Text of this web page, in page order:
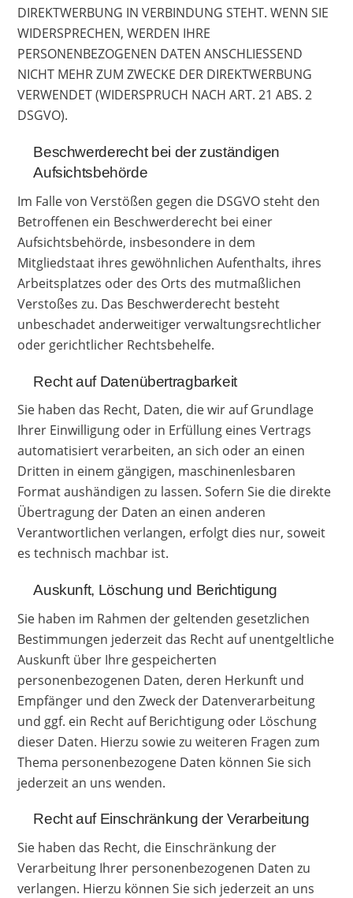
DIREKTWERBUNG IN VERBINDUNG STEHT. WENN SIE
WIDERSPRECHEN, WERDEN IHRE
PERSONENBEZOGENEN DATEN ANSCHLIESSEND
NICHT MEHR ZUM ZWECKE DER DIREKTWERBUNG
VERWENDET (WIDERSPRUCH NACH ART. 21 ABS. 2
DSGVO).
Beschwerde­recht bei der zuständigen
Aufsichts­behörde
Im Falle von Verstößen gegen die DSGVO steht den
Betroffenen ein Beschwerderecht bei einer
Aufsichtsbehörde, insbesondere in dem
Mitgliedstaat ihres gewöhnlichen Aufenthalts, ihres
Arbeitsplatzes oder des Orts des mutmaßlichen
Verstoßes zu. Das Beschwerderecht besteht
unbeschadet anderweitiger verwaltungsrechtlicher
oder gerichtlicher Rechtsbehelfe.
Recht auf Daten­übertrag­barkeit
Sie haben das Recht, Daten, die wir auf Grundlage
Ihrer Einwilligung oder in Erfüllung eines Vertrags
automatisiert verarbeiten, an sich oder an einen
Dritten in einem gängigen, maschinenlesbaren
Format aushändigen zu lassen. Sofern Sie die direkte
Übertragung der Daten an einen anderen
Verantwortlichen verlangen, erfolgt dies nur, soweit
es technisch machbar ist.
Auskunft, Löschung und Berichtigung
Sie haben im Rahmen der geltenden gesetzlichen
Bestimmungen jederzeit das Recht auf unentgeltliche
Auskunft über Ihre gespeicherten
personenbezogenen Daten, deren Herkunft und
Empfänger und den Zweck der Datenverarbeitung
und ggf. ein Recht auf Berichtigung oder Löschung
dieser Daten. Hierzu sowie zu weiteren Fragen zum
Thema personenbezogene Daten können Sie sich
jederzeit an uns wenden.
Recht auf Einschränkung der Verarbeitung
Sie haben das Recht, die Einschränkung der
Verarbeitung Ihrer personenbezogenen Daten zu
verlangen. Hierzu können Sie sich jederzeit an uns